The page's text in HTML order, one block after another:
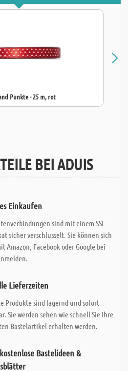
Punkte - 25 m, rot
BEI ADUIS
Einkaufen
sind mit einem SSL -
sicher verschlusselt. Sie können sich
Amazon, Facebook oder Google bei
Lieferzeiten
Produkte sind lagernd und sofort
Sie werden sehen wie schnell Sie Ihre
Bastelartikel erhalten werden.
Bastelideen &